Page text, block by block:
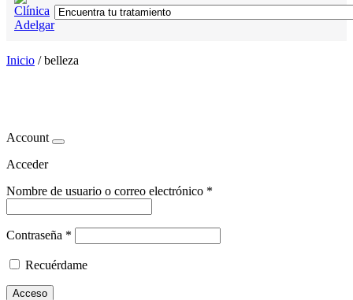
Inicio /belleza
Account
Acceder
Nombre de usuario o correo electrónico *
Contraseña *
Recuérdame
Acceso